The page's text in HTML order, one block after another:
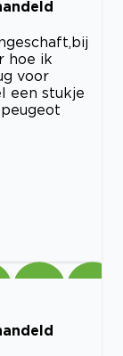
hoe ik
voor
een stukje